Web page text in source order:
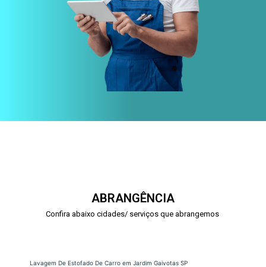
ABRANGÊNCIA
Confira abaixo cidades/ serviços que abrangemos
Lavagem De Estofado De Carro em Jardim Gaivotas SP